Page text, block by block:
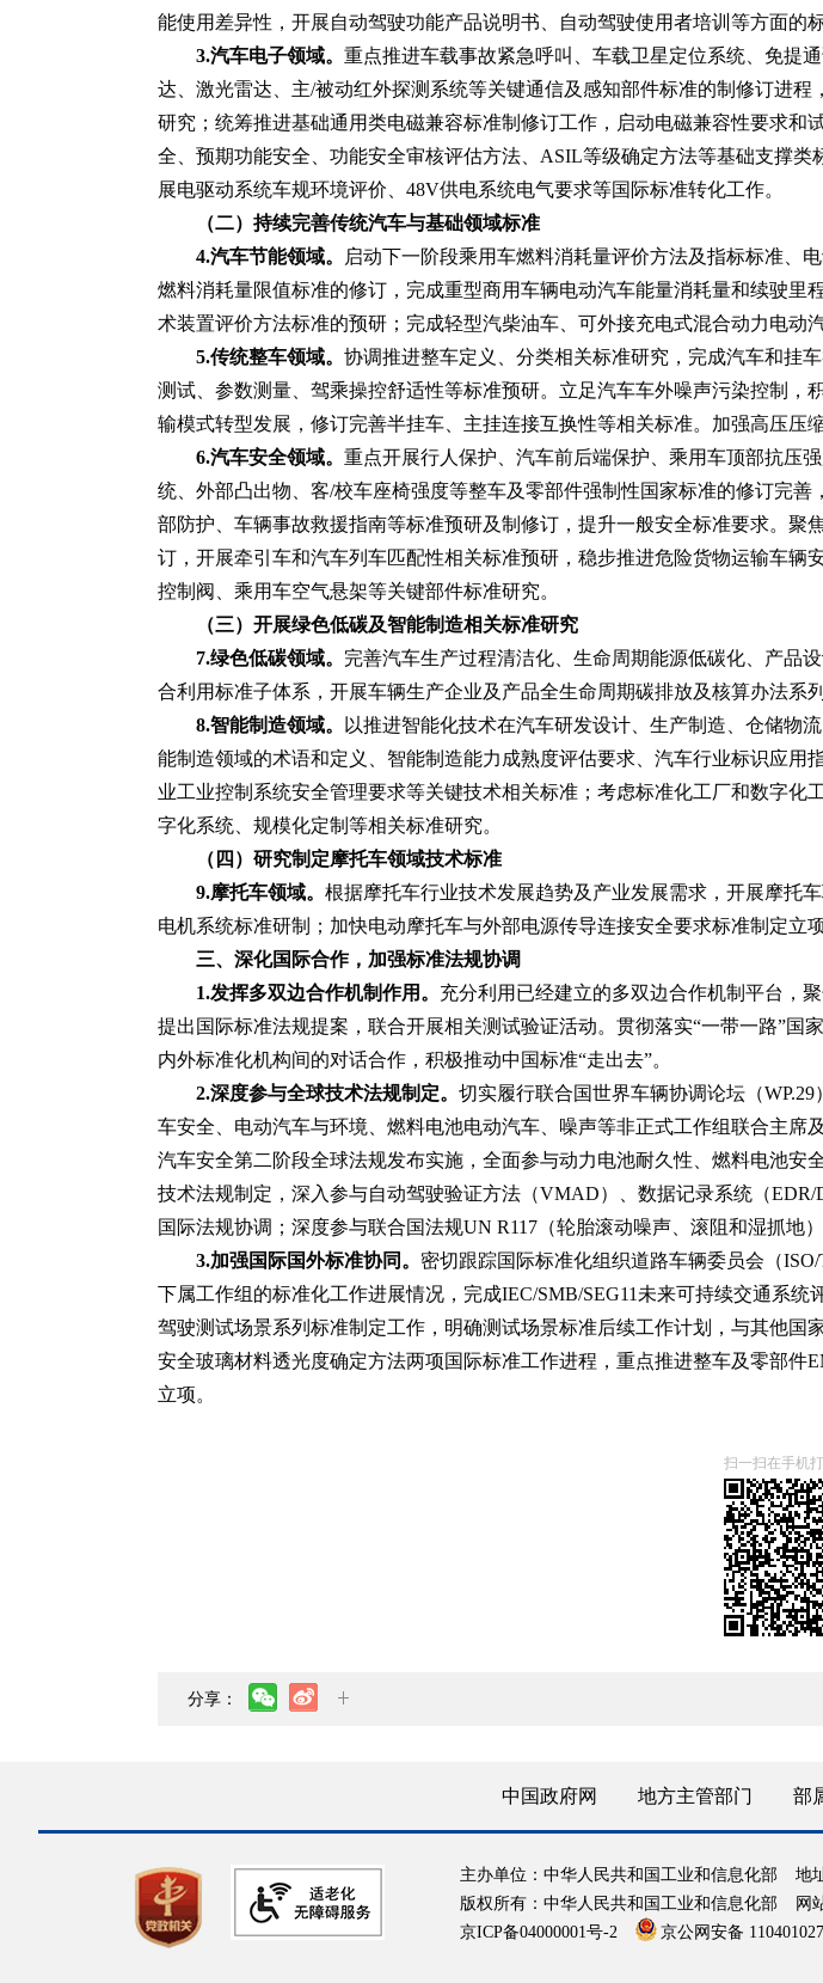
能使用差异性，开展自动驾驶功能产品说明书、自动驾驶使用者培训等方面的
3.汽车电子领域。 重点推进车载事故紧急呼叫、车载卫星定位系统、免提
达、激光雷达、主/被动红外探测系统等关键通信及感知部件标准的制修订进
研究；统筹推进基础通用类电磁兼容标准制修订工作，启动电磁兼容性要求
全、预期功能安全、功能安全审核评估方法、ASIL等级确定方法等基础支撑
展电驱动系统车规环境评价、48V供电系统电气要求等国际标准转化工作。
（二）持续完善传统汽车与基础领域标准
4.汽车节能领域。
启动下一阶段乘用车燃料消耗量评价方法及指标标准、
燃料消耗量限值标准的修订，完成重型商用车辆电动汽车能量消耗量和续驶
术装置评价方法标准的预研；完成轻型汽柴油车、可外接充电式混合动力电动
5.传统整车领域。 协调推进整车定义、分类相关标准研究，完成汽车和挂
测试、参数测量、驾乘操控舒适性等标准预研。立足汽车车外噪声污染控制
输模式转型发展，修订完善半挂车、主挂连接互换性等相关标准。加强高压压
6.汽车安全领域。 重点开展行人保护、汽车前后端保护、乘用车顶部抗压
统、外部凸出物、客/校车座椅强度等整车及零部件强制性国家标准的修订完
部防护、车辆事故救援指南等标准预研及制修订，提升一般安全标准要求。
订，开展牵引车和汽车列车匹配性相关标准预研，稳步推进危险货物运输车
控制阀、乘用车空气悬架等关键部件标准研究。
（三）开展绿色低碳及智能制造相关标准研究
7.绿色低碳领域。 完善汽车生产过程清洁化、生命周期能源低碳化、产品
合利用标准子体系，开展车辆生产企业及产品全生命周期碳排放及核算办法系
8.智能制造领域。
以推进智能化技术在汽车研发设计、生产制造、仓储物
能制造领域的术语和定义、智能制造能力成熟度评估要求、汽车行业标识应
业工业控制系统安全管理要求等关键技术相关标准；考虑标准化工厂和数字
字化系统、规模化定制等相关标准研究。
（四）研究制定摩托车领域技术标准
9.摩托车领域。 根据摩托车行业技术发展趋势及产业发展需求，开展摩托
电机系统标准研制；加快电动摩托车与外部电源传导连接安全要求标准制定立
三、深化国际合作，加强标准法规协调
1.发挥多双边合作机制作用。 充分利用已经建立的多双边合作机制平台，
提出国际标准法规提案，联合开展相关测试验证活动。贯彻落实“一带一路”
内外标准化机构间的对话合作，积极推动中国标准“走出去”。
2.深度参与全球技术法规制定。 切实履行联合国世界车辆协调论坛（
车安全、电动汽车与环境、燃料电池电动汽车、噪声等非正式工作组联合主
汽车安全第二阶段全球法规发布实施，全面参与动力电池耐久性、燃料电池
技术法规制定，深入参与自动驾驶验证方法（VMAD）、数据记录系统（
国际法规协调；深度参与联合国法规UN R117（轮胎滚动噪声、滚阻和湿抓地
3.加强国际国外标准协同。 密切跟踪国际标准化组织道路车辆委员会（
下属工作组的标准化工作进展情况，完成IEC/SMB/SEG11未来可持续交通系
驾驶测试场景系列标准制定工作，明确测试场景标准后续工作计划，与其他
安全玻璃材料透光度确定方法两项国际标准工作进程，重点推进整车及零部
立项。
扫一扫在手机
分享：
中国政府网 地方主管部门 部
主办单位：中华人民共和国工业和信息化部 地
版权所有：中华人民共和国工业和信息化部
网
京ICP备04000001号-2
京公网安备